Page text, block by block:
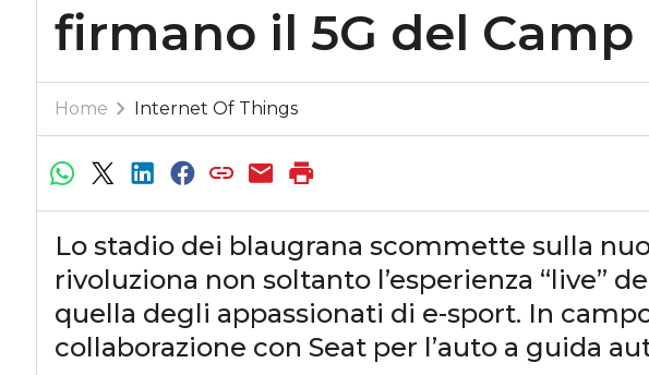
firmano il 5G del Camp
Home Internet Of Things
Lo stadio dei blaugrana scommette sulla
rivoluziona non soltanto l’esperienza “live”
quella degli appassionati di e-sport. In
collaborazione con Seat per l’auto a guida